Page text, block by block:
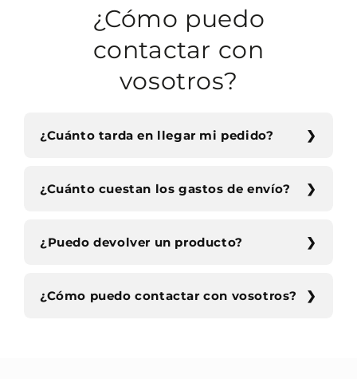
¿Cómo puedo
contactar con
vosotros?
¿Cuánto tarda en llegar mi pedido?
¿Cuánto cuestan los gastos de envío?
¿Puedo devolver un producto?
¿Cómo puedo contactar con vosotros?